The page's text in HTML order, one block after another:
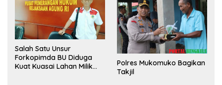
Salah Satu Unsur
Forkopimda BU Diduga
Kuat Kuasai Lahan Milik
Polres Mukomuko Bagikan
Takjil